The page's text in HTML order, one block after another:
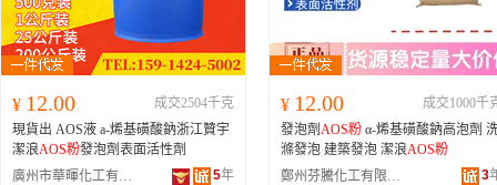
¥ 12.00
成交2504千克
現貨出 AOS液 а-烯基磺酸鈉浙江贊宇
潔浪AOS粉發泡劑表面活性劑
廣州市華暉化工有限公司
5年
¥ 12.00
成交1000千
發泡劑AOS粉 α-烯基磺酸鈉高泡劑
滌發泡 建築發泡 潔浪AOS粉
鄭州芬騰化工有限公司
3